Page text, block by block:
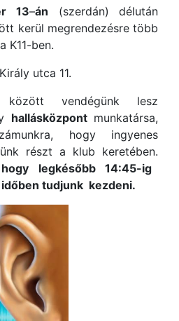
13–án (szerdán) délután
kerül megrendezésre több
K11-ben.
utca 11.
vendégünk lesz
hallásközpontmunkatársa,
hogy ingyenes
részt a klub keretében.
legkésőbb 14:45-ig
tudjunk kezdeni.